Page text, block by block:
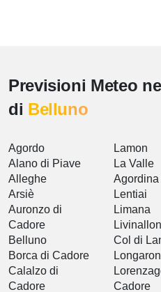
Previsioni Meteo
di Belluno
Agordo
Alano di Piave
Alleghe
Arsiè
Auronzo di
Cadore
Belluno
Borca di Cadore
Calalzo di
Cadore
Lamon
La Valle
Agordina
Lentiai
Limana
Col di
Cadore